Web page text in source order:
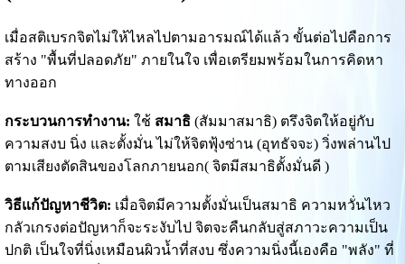
เมื่อสติเบรกจิตไม่ให้ไหลไปตามอารมณ์ได้แล้ว ขั้นต่อไปคือการ
สร้าง "พื้นที่ปลอดภัย" ภายในใจ เพื่อเตรียมพร้อมในการคิดหา
ทางออก
กระบวนการทำงาน: ใช้ สมาธิ(สัมมาสมาธิ) ตรึงจิตให้อยู่กับ
ความสงบ นิ่ง และตั้งมั่น ไม่ให้จิตฟุ้งซ่าน (อุทธัจจะ) วิ่งพล่านไป
ตามเสียงตัดสินของโลกภายนอก( จิตมีสมาธิตั้งมั่นดี )
วิธีแก้ปัญหาชีวิต: เมื่อจิตมีความตั้งมั่นเป็นสมาธิ ความหวั่นไหว
กลัวเกรงต่อปัญหาก็จะระงับไป จิตจะคืนกลับสู่สภาวะความเป็น
ปกติ เป็นใจที่นิ่งเหมือนผิวน้ำที่สงบ ซึ่งความนิ่งนี้เองคือ "พลัง" ที่